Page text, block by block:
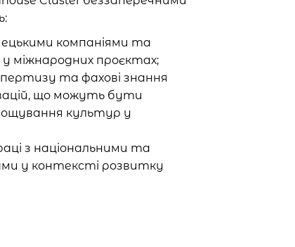
компаніями та
міжнародних проєктах;
та фахові знання
що можуть бути
культур у
з національними та
у контексті розвитку